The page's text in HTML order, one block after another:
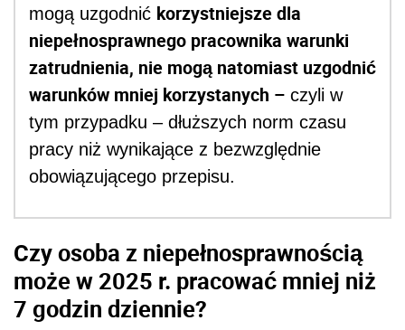
mogą uzgodnić korzystniejsze dla
niepełnosprawnego pracownika warunki
zatrudnienia, nie mogą natomiast uzgodnić
warunków mniej korzystanych – czyli w
tym przypadku – dłuższych norm czasu
pracy niż wynikające z bezwzględnie
obowiązującego przepisu.
Czy osoba z niepełnosprawnością
może w 2025 r. pracować mniej niż
7 godzin dziennie?